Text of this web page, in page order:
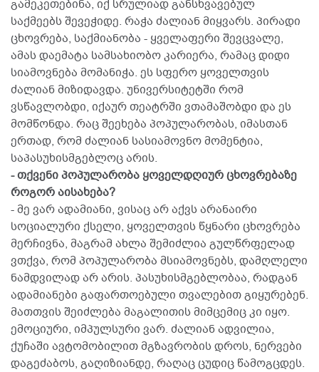
გამეკეთებინა, იქ სრულიად განსხვავებულ
საქმეებს შევეჭიდე. რაჭა ძალიან მიყვარს. პირადი
ცხოვრება, საქმიანობა - ყველაფერი შევცვალე,
ამას დაემატა სამსახიობო კარიერა, რამაც დიდი
სიამოვნება მომანიჭა. ეს სფერო ყოველთვის
ძალიან მიზიდავდა. უნივერსიტეტში რომ
ვსწავლობდი, იქაურ თეატრში ვთამაშობდი და ეს
მომწონდა. რაც შეეხება პოპულარობას, იმასთან
ერთად, რომ ძალიან სასიამოვნო მომენტია,
საპასუხისმგებლოც არის.
- თქვენი პოპულარობა ყოველდღიურ ცხოვრებაზე
როგორ აისახება?
- მე ვარ ადამიანი, ვისაც არ აქვს არანაირი
სოციალური ქსელი, ყოველთვის წყნარი ცხოვრება
მერჩივნა, მაგრამ ახლა შემიძლია გულწრფელად
ვთქვა, რომ პოპულარობა მსიამოვნებს, დამღლელი
ნამდვილად არ არის. პასუხისმგებლობაა, რადგან
ადამიანები გაფართოებული თვალებით გიყურებენ.
მათთვის შეიძლება მაგალითის მიმცემიც კი იყო.
ემოციური, იმპულსური ვარ. ძალიან ადვილია,
ქუჩაში ავტომობილით მგზავრობის დროს, ნერვები
დაგეძაბოს, გაღიზიანდე, რაღაც ცუდიც წამოგცდეს.